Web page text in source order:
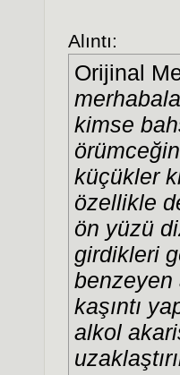
Alıntı:
Orijinal
kimse
küçükler
özellikle
ön yüzü
girdikleri
benzeyen
kaşıntı
alkol